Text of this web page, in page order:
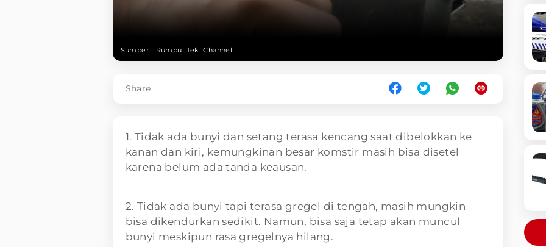
Sumber : Rumput Teki Channel
Share
1. Tidak ada bunyi dan setang terasa kencang saat dibelokkan ke
kanan dan kiri, kemungkinan besar komstir masih bisa disetel
karena belum ada tanda keausan.
2. Tidak ada bunyi tapi terasa gregel di tengah, masih mungkin
bisa dikendurkan sedikit. Namun, bisa saja tetap akan muncul
bunyi meskipun rasa gregelnya hilang.